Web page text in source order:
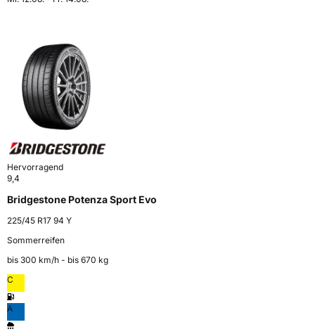
Hervorragend
9,4
Bridgestone Potenza Sport Evo
225/45 R17 94 Y
Sommerreifen
bis 300 km⁠/⁠h - bis 670 kg
C
A